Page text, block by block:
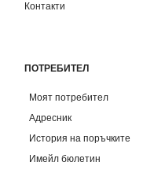
Контакти
ПОТРЕБИТЕЛ
Моят потребител
Адресник
История на поръчките
Имейл бюлетин